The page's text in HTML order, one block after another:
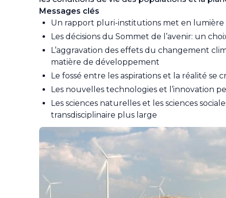
Messages clés
Un rapport pluri-institutions met en lumière
Les décisions du Sommet de l’avenir: un
L’aggravation des effets du changement
matière de développement
Le fossé entre les aspirations et la réalité se
Les nouvelles technologies et l’innovation
Les sciences naturelles et les sciences
transdisciplinaire plus large